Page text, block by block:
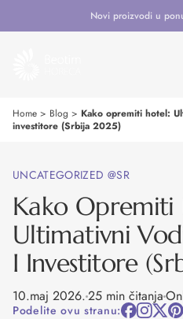
Novi proizvodi u
Home > Blog > Kako opremiti hotel:
investitore (Srbija 2025)
UNCATEGORIZED @SR
Kako Opremiti
Ultimativni
I Investitore
10.maj 2026.25 min čitanja
Podelite ovu stranu: